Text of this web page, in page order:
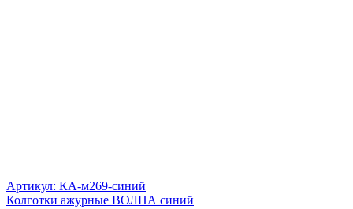
Артикул: КА-м269-синий
Колготки ажурные ВОЛНА синий